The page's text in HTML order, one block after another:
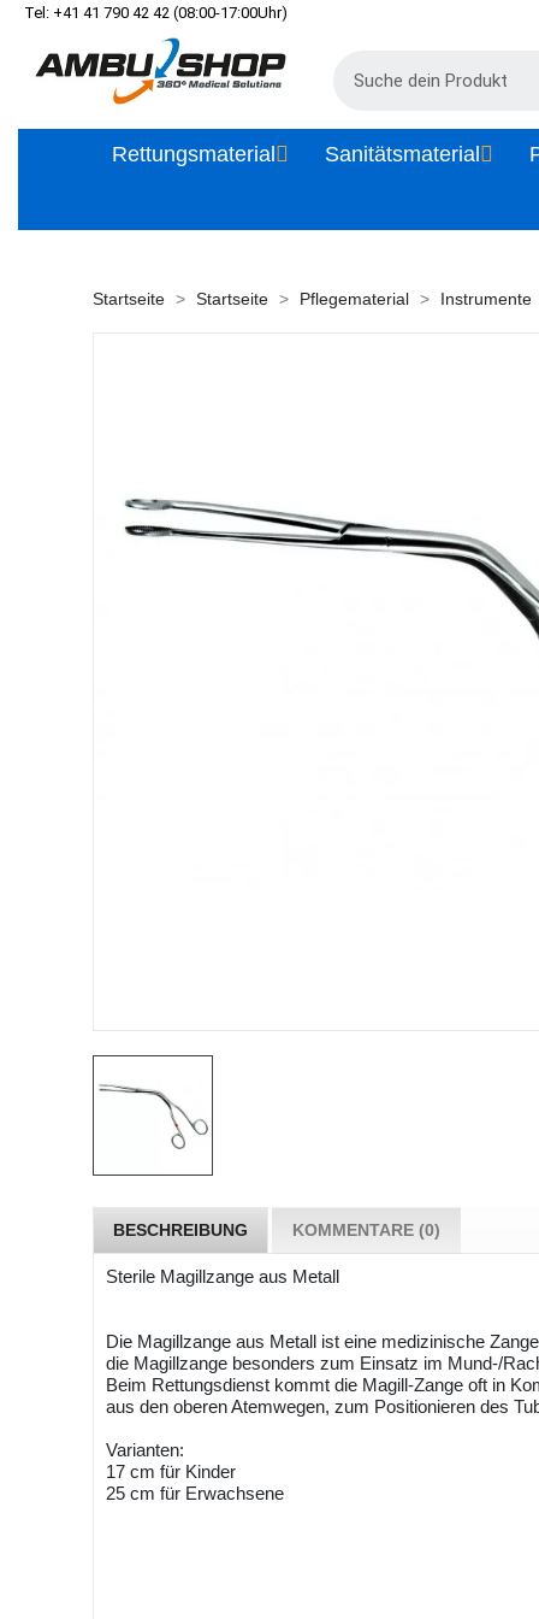
Tel: +41 41 790 42 42 (08:00-17:00Uhr)
Rettungsmaterial Sanitätsmaterial
Startseite Startseite Pflegematerial Instrumente
BESCHREIBUNG KOMMENTARE (0)
Sterile Magillzange aus Metall
Die Magillzange aus Metall ist eine medizinische
die Magillzange besonders zum Einsatz im Mund-/
Beim Rettungsdienst kommt die Magill-Zange oft in
aus den oberen Atemwegen, zum Positionieren des
Varianten:
17 cm für Kinder
25 cm für Erwachsene